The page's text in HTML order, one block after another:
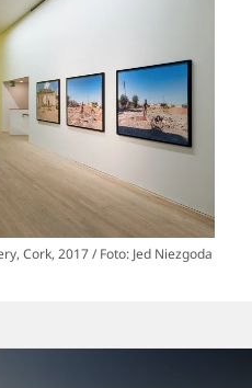
Cork, 2017 / Foto: Jed Niezgoda